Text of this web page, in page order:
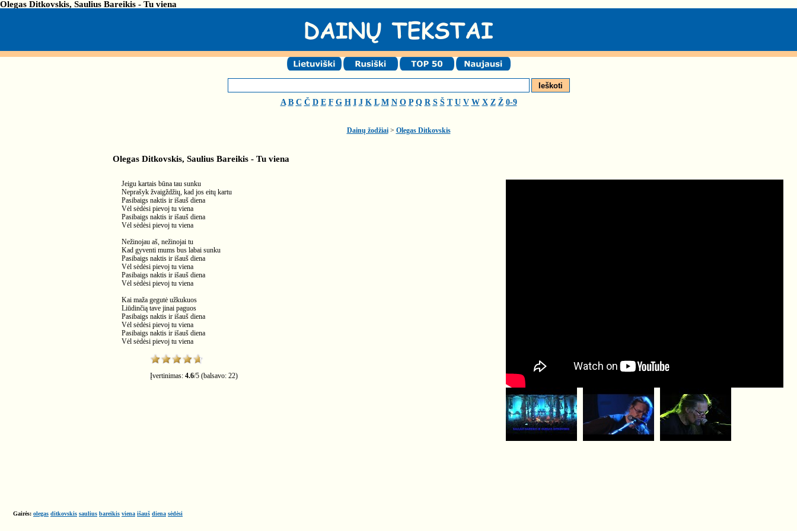
Olegas Ditkovskis, Saulius Bareikis - Tu viena
A B C Č D E F G H I J K L M N O P Q R S Š T U V W X Z Ž 0-9
Dainų žodžiai> Olegas Ditkovskis
Olegas Ditkovskis, Saulius Bareikis - Tu viena
Jeigu kartais būna tau sunku
Neprašyk žvaigždžių, kad jos eitų kartu
Pasibaigs naktis ir išauš diena
Vėl sėdėsi pievoj tu viena
Pasibaigs naktis ir išauš diena
Vėl sėdėsi pievoj tu viena
Nežinojau aš, nežinojai tu
Kad gyventi mums bus labai sunku
Pasibaigs naktis ir išauš diena
Vėl sėdėsi pievoj tu viena
Pasibaigs naktis ir išauš diena
Vėl sėdėsi pievoj tu viena
Kai maža gegutė užkukuos
Liūdinčią tave jinai paguos
Pasibaigs naktis ir išauš diena
Vėl sėdėsi pievoj tu viena
Pasibaigs naktis ir išauš diena
Vėl sėdėsi pievoj tu viena
Įvertinimas: 4.6/5 (balsavo: 22)
Gairės: olegas ditkovskis saulius bareikis viena išauš diena sėdėsi